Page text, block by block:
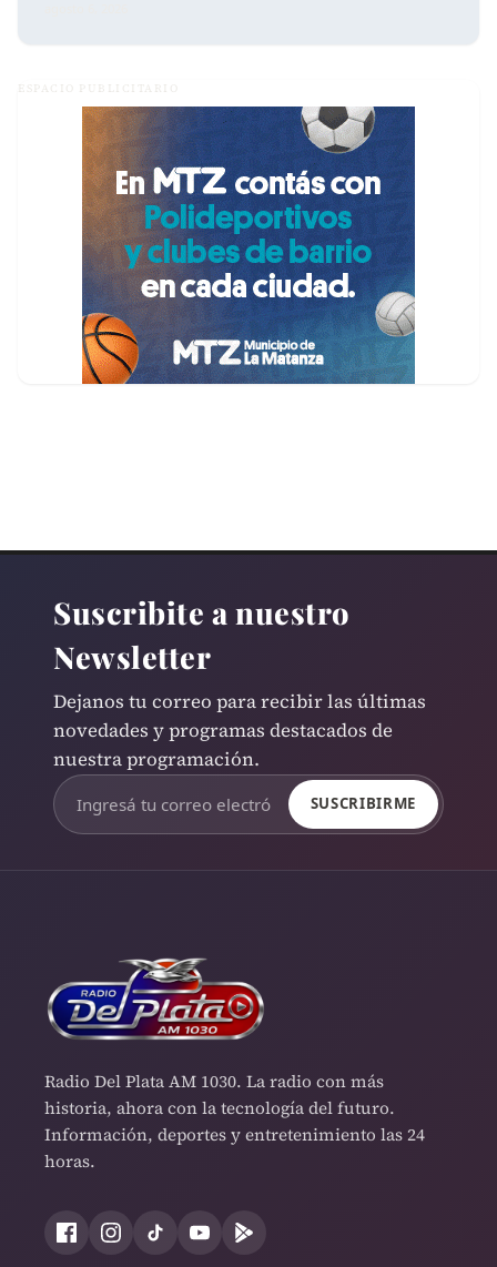
ESPACIO PUBLICITARIO
Suscribite a nuestro
Newsletter
Dejanos tu correo para recibir las últimas
novedades y programas destacados de
nuestra programación.
SUSCRIBIRME
Radio Del Plata AM 1030. La radio con más
historia, ahora con la tecnología del futuro.
Información, deportes y entretenimiento las 24
horas.